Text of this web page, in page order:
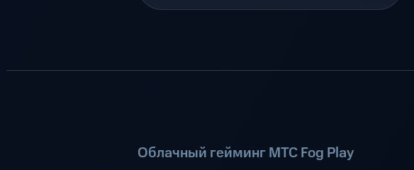
Облачный гейминг МТС Fog Play